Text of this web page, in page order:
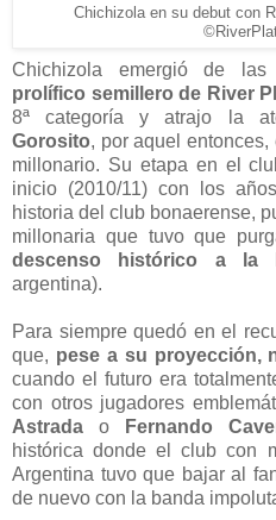
Chichizola en su debut con
Chichizola emergió de las
prolífico semillero de River
8ª categoría y atrajo la
Gorosito, por aquel
millonario. Su etapa en el
inicio (2010/11) con los
historia del club bonaerense,
millonaria que tuvo que
descenso histórico a la
argentina).
Para siempre quedó en el
que, pese a su proyección,
cuando el futuro era
con otros jugadores
Astrada o Fernando
histórica donde el club con
Argentina tuvo que bajar al
de nuevo con la banda